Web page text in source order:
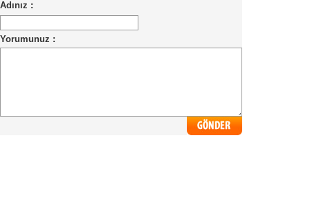
Adınız :
Yorumunuz :